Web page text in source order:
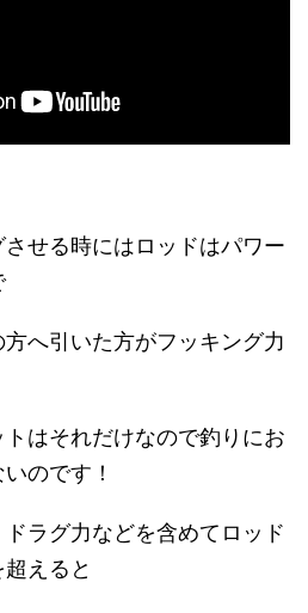
せる時にはロッドはパワー
へ引いた方がフッキング力
はそれだけなので釣りにお
のです！
ラグ力などを含めてロッド
えると